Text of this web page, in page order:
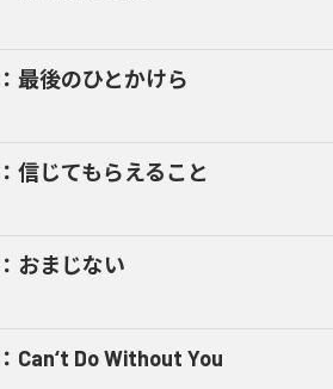
： 最後のひとかけら
： 信じてもらえること
： おまじない
： Can‘t Do Without You